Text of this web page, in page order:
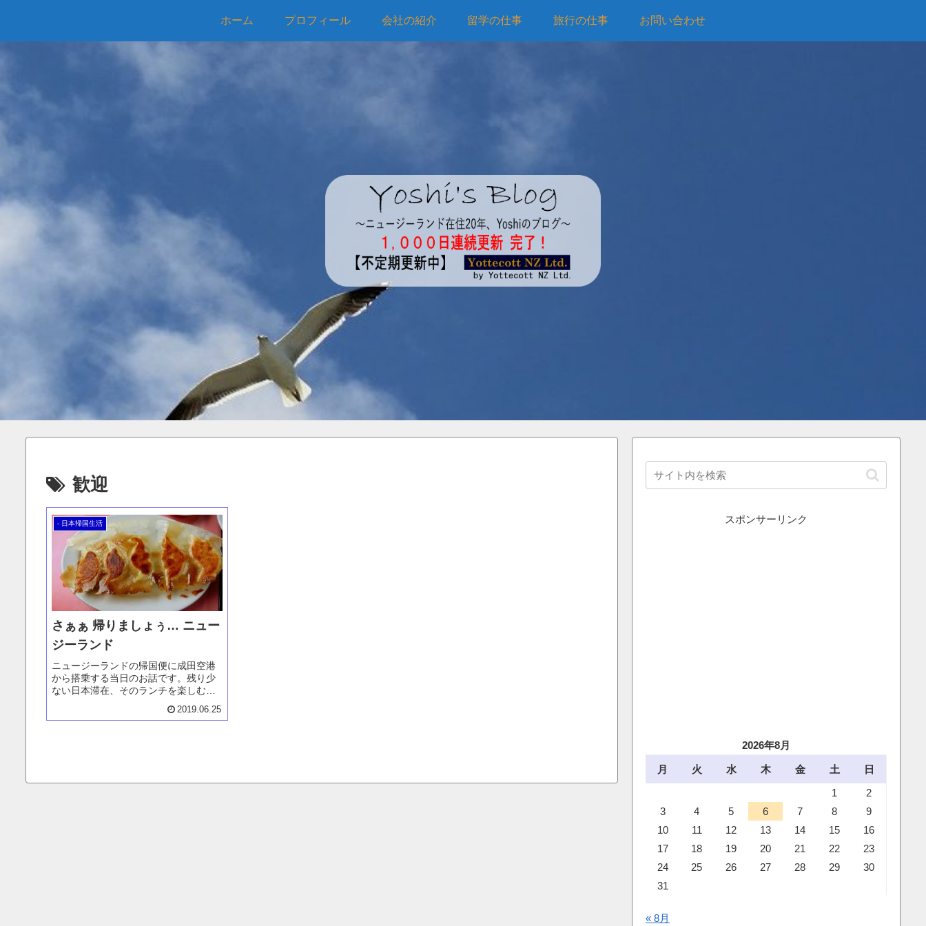
ホーム プロフィール 会社の紹介 留学の仕事 旅行の仕事 お問い合わせ
歓迎
- 日本帰国生活
さぁぁ 帰りましょぅ… ニュー
ジーランド
ニュージーランドの帰国便に成田空港
から搭乗する当日のお話です。残り少
ない日本滞在、そのランチを楽しむた
めに蒲田に向かいます。蒲田での美味
しいランチをご紹介。その後はバスで
2019.06.25
スポンサーリンク
2026年8月
月 火 水 木 金 土
日
1
2
3
4 5 6 7 8
9
10
11 12 13 14 15
16
17
18 19 20 21 22
23
24
25 26 27 28 29
30
31
« 8月